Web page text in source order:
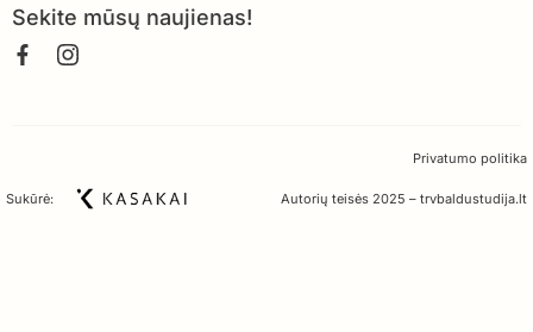
Sekite mūsų naujienas!
Privatumo politika
Sukūrė: Autorių teisės 2025 – trvbaldustudija.lt